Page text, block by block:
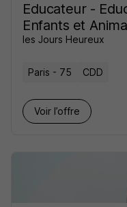
Educateur -
Enfants et
les Jours Heureux
Paris - 75 CDD
Voir l’offre